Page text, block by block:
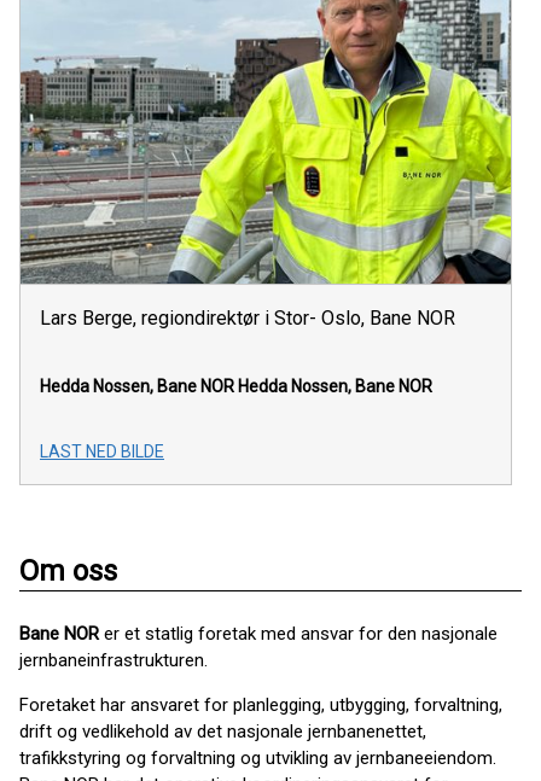
Lars Berge, regiondirektør i Stor- Oslo, Bane NOR
Hedda Nossen, Bane NORHedda Nossen, Bane NOR
LAST NED BILDE
Om oss
Bane NOR er et statlig foretak med ansvar for den nasjonale
jernbaneinfrastrukturen.
Foretaket har ansvaret for planlegging, utbygging, forvaltning,
drift og vedlikehold av det nasjonale jernbanenettet,
trafikkstyring og forvaltning og utvikling av jernbaneeiendom.